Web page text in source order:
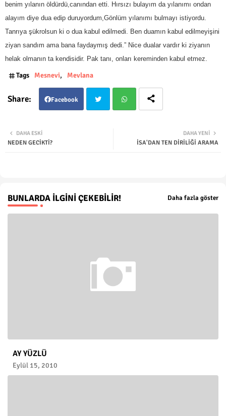
benim yılanın öldürdü,canından etti. Hırsızı bulayım da yılanımı ondan
alayım diye dua edip duruyordum,Gönlüm yılanımı bulmayı istiyordu.
Tanrıya şükrolsun ki o dua kabul edilmedi. Ben duamın kabul edilmeyişini
ziyan sandım ama bana faydaymış dedi.” Nice dualar vardır ki ziyanın
helak olmanın ta kendisidir. Pak tanı, onları kereminden kabul etmez.
Tags Mesnevi Mevlana
Facebook
DAHA YENI
İSA'DAN TEN DİRİLİĞİ ARAMA
DAHA ESKI
NEDEN GECİKTİ?
BUNLARDA İLGINI ÇEKEBILIR! Daha fazla göster
AY YÜZLÜ
Eylül 15, 2010